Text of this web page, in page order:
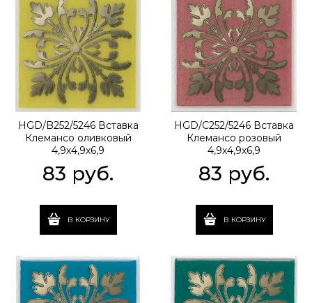
HGD/B252/5246 Вставка
Клемансо оливковый
4,9х4,9х6,9
83 руб.
В КОРЗИНУ
HGD/C252/5246 Вставка
Клемансо розовый
4,9х4,9х6,9
83 руб.
В КОРЗИНУ